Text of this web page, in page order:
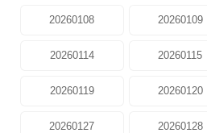
20260108 20260109
20260114 20260115
20260119 20260120
20260127 20260128